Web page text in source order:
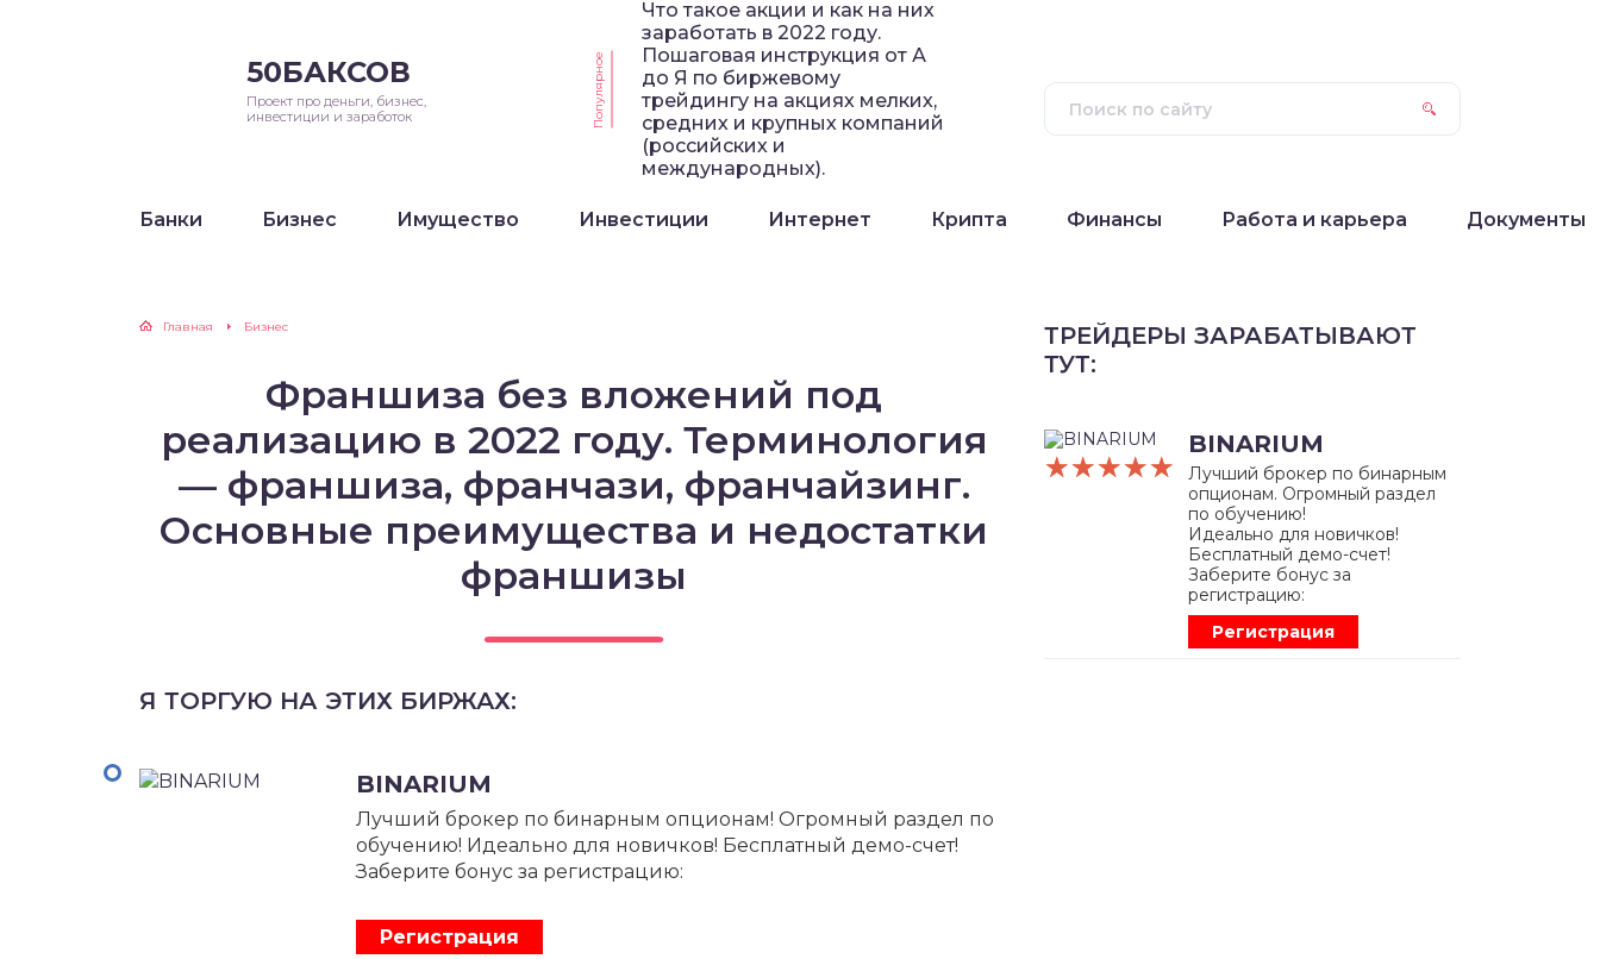
50БАКСОВ
Проект про деньги, бизнес,
инвестиции и заработок
Популярное
Что такое акции и как на них
заработать в 2022 году.
Пошаговая инструкция от А
до Я по биржевому
трейдингу на акциях мелких,
средних и крупных компаний
(российских и
международных).
Банки Бизнес Имущество Инвестиции Интернет Крипта Финансы Работа и карьера Документы
Главная Бизнес
Франшиза без вложений под
реализацию в 2022 году. Терминология
— франшиза, франчази, франчайзинг.
Основные преимущества и недостатки
франшизы
Я ТОРГУЮ НА ЭТИХ БИРЖАХ:
BINARIUM
Лучший брокер по бинарным опционам! Огромный раздел по
обучению! Идеально для новичков! Бесплатный демо-счет!
Заберите бонус за регистрацию:
Регистрация
ТРЕЙДЕРЫ ЗАРАБАТЫВАЮТ
ТУТ:
☆☆☆☆☆
★★★★★
BINARIUM
Лучший брокер по бинарным
опционам. Огромный раздел
по обучению!
Идеально для новичков!
Бесплатный демо-счет!
Заберите бонус за
регистрацию:
Регистрация